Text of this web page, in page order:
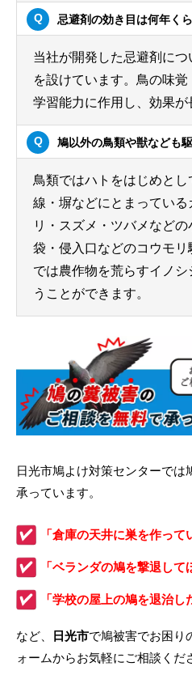
忌避剤の効き目は何年く
当社が開発した忌避剤に
を設けています。鳥の味
学習能力に作用し、効果が
鳩以外の鳥類や獣なども
鳥類ではハトをはじめと
線・塀などにとまっている
リ・スズメ・ツバメなど
袋・侵入口などのコウモ
では農作物を荒らすイノ
うことができます。
日光市鳩よけ対策センターで
承っています。
「倉庫の天井に巣を作って
「ベランダの鳩を撃退して
「学校の屋上の鳩を退治し
など、 日光市で鳩被害でお困り
ォームからお気軽にご相談くだ